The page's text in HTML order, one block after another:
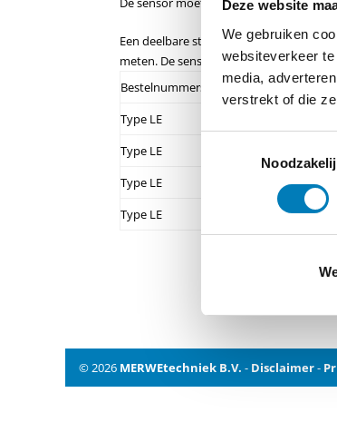
Deze website
We gebruiken
websiteverkeer
media,
verstrekt of die
Een deelbare stalen ring wordt op alle
meten. De sensor wordt vastgezet met
Bestelnummers
Type LE
Type LE
Type LE
100-120 mm
Type LE
120-140 mm
© 2026 MERWEtechniek B.V. - Disclaimer-